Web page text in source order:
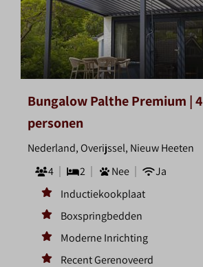
Bungalow Palthe Premium | 4
personen
Nederland, Overijssel, Nieuw Heeten
4
2 Nee
Ja
Inductiekookplaat
Boxspringbedden
Moderne Inrichting
Recent Gerenoveerd